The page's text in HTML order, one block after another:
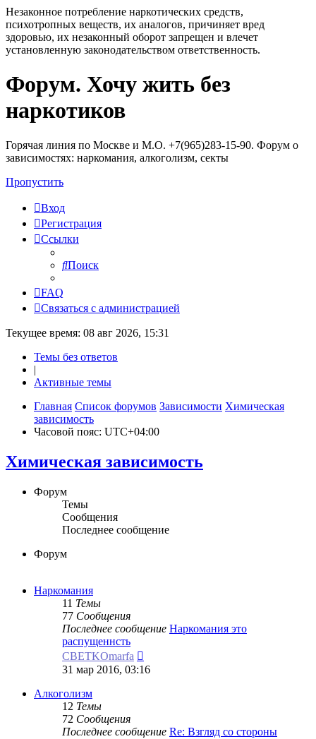
Незаконное потребление наркотических средств,
психотропных веществ, их аналогов, причиняет вред
здоровью, их незаконный оборот запрещен и влечет
установленную законодательством ответственность.
Регистрация
Форум. Хочу жить без
наркотиков
Горячая линия по Москве и М.О. +7(965)283-15-90. Форум о
зависимостях: наркомания, алкоголизм, секты
Пропустить
Вход
Регистрация
Ссылки
Поиск
FAQ
Связаться с администрацией
Текущее время: 08 авг 2026, 15:31
Темы без ответов
|
Активные темы
Главная Список форумов Зависимости Химическая
зависимость
Часовой пояс: UTC+04:00
Химическая зависимость
Форум
Темы
Сообщения
Последнее сообщение
Форум
Наркомания
11 Темы
77 Сообщения
Последнее сообщение Наркомания это
распущеннсть
CBETKOmarfa
к
31 мар 2016, 03:16
Алкоголизм
12 Темы
72 Сообщения
Последнее сообщение Re: Взгляд со стороны